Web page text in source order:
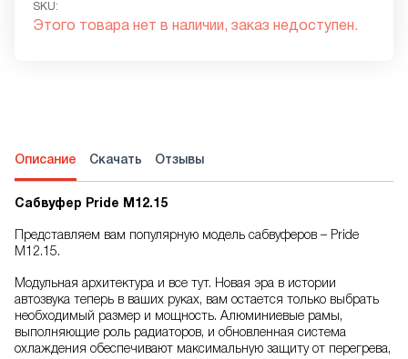
SKU:
Этого товара нет в наличии, заказ недоступен.
Описание Скачать Отзывы
Сабвуфер Pride М12.15
Представляем вам популярную модель сабвуферов – Pride
M12.15.
Модульная архитектура и все тут. Новая эра в истории
автозвука теперь в ваших руках, вам остается только выбрать
необходимый размер и мощность. Алюминиевые рамы,
выполняющие роль радиаторов, и обновленная система
охлаждения обеспечивают максимальную защиту от перегрева,